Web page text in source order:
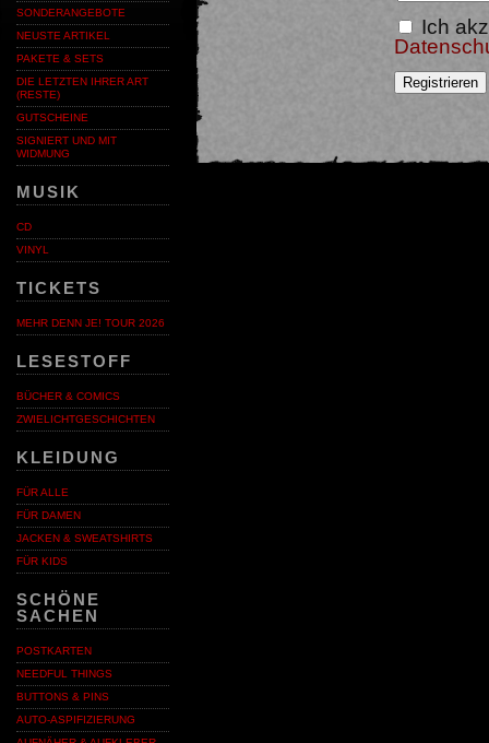
SONDERANGEBOTE
NEUSTE ARTIKEL
PAKETE & SETS
DIE LETZTEN IHRER ART
(RESTE)
GUTSCHEINE
SIGNIERT UND MIT
WIDMUNG
MUSIK
CD
VINYL
TICKETS
MEHR DENN JE! TOUR 2026
LESESTOFF
BÜCHER & COMICS
ZWIELICHTGESCHICHTEN
KLEIDUNG
FÜR ALLE
FÜR DAMEN
JACKEN & SWEATSHIRTS
FÜR KIDS
SCHÖNE
SACHEN
POSTKARTEN
NEEDFUL THINGS
BUTTONS & PINS
AUTO-ASPIFIZIERUNG
Ich
Registrieren